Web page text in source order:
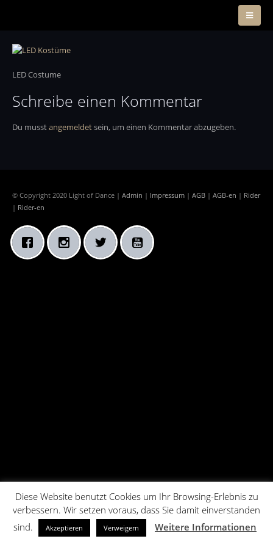
LED Costume
Schreibe einen Kommentar
Du musstangemeldetsein, um einen Kommentar abzugeben.
© Copyright 2020 Light of Dance | Admin | Impressum | AGB | AGB-en | Rider
| Rider-en
Diese Website benutzt Cookies um Ihr Browsing-Erlebnis zu
verbessern. Wir setzen voraus, dass Sie damit einverstanden
sind.
Akzeptieren Verweigern Weitere Informationen